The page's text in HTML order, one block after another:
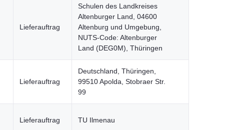
Lieferauftrag
Schulen des Landkreises
Altenburger Land, 04600
Altenburg und Umgebung,
NUTS-Code: Altenburger
Land (DEG0M), Thüringen
Lieferauftrag
Deutschland, Thüringen,
99510 Apolda, Stobraer Str.
99
Lieferauftrag TU Ilmenau